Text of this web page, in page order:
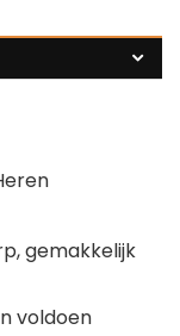
gemakkelijk
voldoen